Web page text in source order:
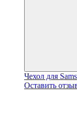
Чехол для
Оставить